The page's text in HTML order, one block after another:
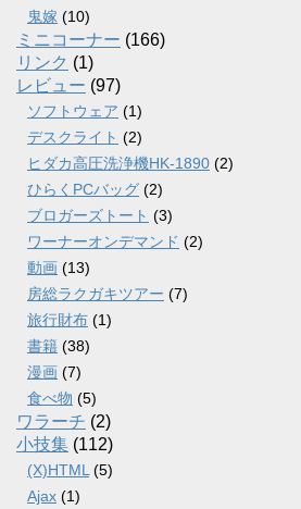
鬼嫁 (10)
ミニコーナー (166)
リンク (1)
レビュー (97)
ソフトウェア (1)
デスクライト (2)
ヒダカ高圧洗浄機HK-1890 (2)
ひらくPCバッグ (2)
ブロガーズトート (3)
ワーナーオンデマンド (2)
動画 (13)
房総ラクガキツアー (7)
旅行財布 (1)
書籍 (38)
漫画 (7)
食べ物 (5)
ワラーチ (2)
小技集 (112)
(X)HTML (5)
Ajax (1)